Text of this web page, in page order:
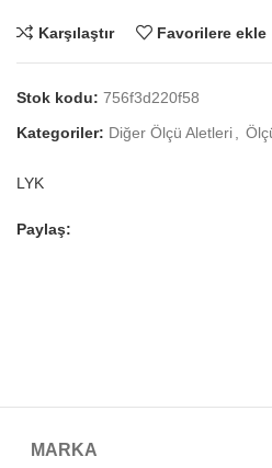
Karşılaştır Favorilere ekle
Stok kodu: 756f3d220f58
Kategoriler: Diğer Ölçü Aletleri
LYK
Paylaş:
MARKA